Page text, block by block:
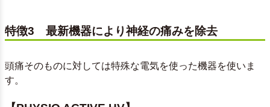
特徴3 最新機器により神経の痛みを除去
頭痛そのものに対しては特殊な電気を使った機器を使いま
す。